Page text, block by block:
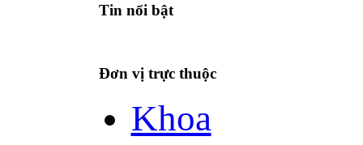
Tin nổi bật
Đơn vị trực thuộc
Khoa